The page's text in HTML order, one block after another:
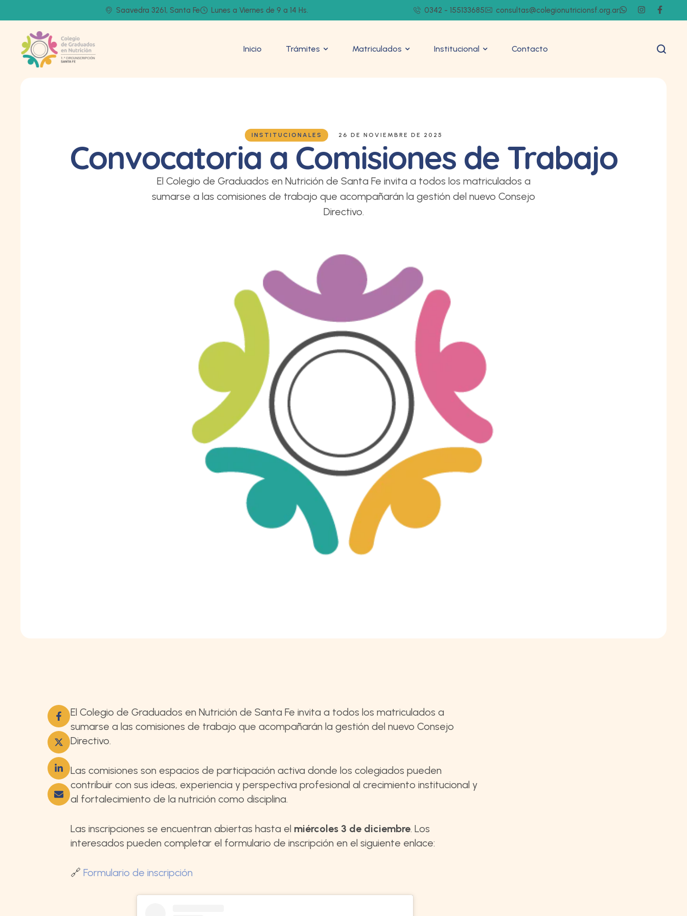
Saavedra 3261, Santa Fe Lunes a Viernes de 9 a 14 Hs. 0342 - 155133685 consultas@colegionutricionsf.org.ar
Inicio Trámites Matriculados Institucional Contacto
INSTITUCIONALES 26 DE NOVIEMBRE DE 2025
Convocatoria a Comisiones de Trabajo
El Colegio de Graduados en Nutrición de Santa Fe invita a todos los matriculados a
sumarse a las comisiones de trabajo que acompañarán la gestión del nuevo Consejo
Directivo.
El Colegio de Graduados en Nutrición de Santa Fe invita a todos los matriculados a
sumarse a las comisiones de trabajo que acompañarán la gestión del nuevo Consejo
Directivo.
Las comisiones son espacios de participación activa donde los colegiados pueden
contribuir con sus ideas, experiencia y perspectiva profesional al crecimiento institucional y
al fortalecimiento de la nutrición como disciplina.
Las inscripciones se encuentran abiertas hasta el miércoles 3 de diciembre. Los
interesados pueden completar el formulario de inscripción en el siguiente enlace:
🔗 Formulario de inscripción